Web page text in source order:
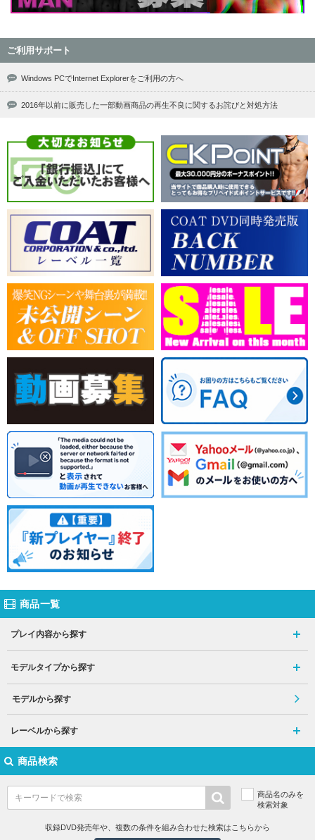
ご利用サポート
Windows PCでInternet Explorerをご利用の方へ
2016年以前に販売した一部動画商品の再生不良に関するお詫びと対処方法
商品一覧
プレイ内容から探す
モデルタイプから探す
モデルから探す
レーベルから探す
商品検索
商品名のみを
検索対象
収録DVD発売年や、複数の条件を組み合わせた検索はこちらから